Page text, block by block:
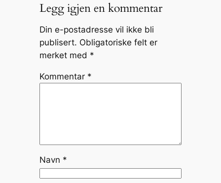
Legg igjen en kommentar
Din e-postadresse vil ikke bli
publisert. Obligatoriske felt er
merket med *
Kommentar *
Navn *